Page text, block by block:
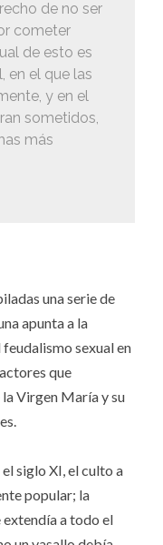
de no ser
cometer
de esto es
en el que las
y en el
sometidos,
más
una serie de
apunta a la
sexual en
que
Virgen María y su
el siglo XI, el culto a
popular; la
extendía a todo el